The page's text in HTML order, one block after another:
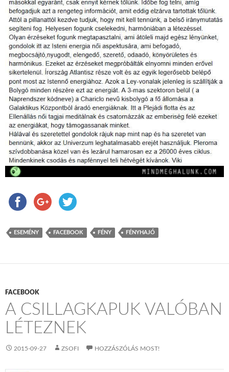
ESEMÉNY FACEBOOK FÉNY FÉNYHAJÓ
FACEBOOK
A CSILLAGKAPUK VALÓBAN
LÉTEZNEK
2015-09-27 ZSOFI HOZZÁSZÓLÁS MOST!